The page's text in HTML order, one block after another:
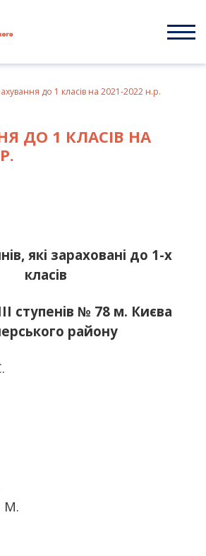
до 1 класів на 2021-2022 н.р.
ДО 1 КЛАСІВ НА
які зараховані до 1-х
класів
ступенів № 78 м. Києва
району
М.